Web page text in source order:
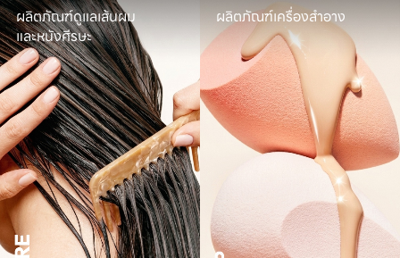
ผลิตภัณฑ์ดูแลเส้นผม
และหนังศีรษะ
ผลิตภัณฑ์เครื่องสำอาง